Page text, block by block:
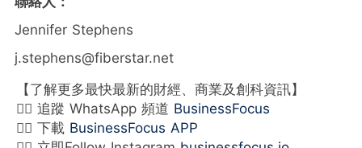
Jennifer Stephens
j.stephens@fiberstar.net
【了解更多最快最新的財經、商業及創科資訊】
👉🏻 追蹤 WhatsApp 頻道 BusinessFocus
👉🏻 下載 BusinessFocus APP